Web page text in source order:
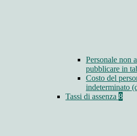
Personale non
pubblicare in
Costo del
indeterminato
Tassi di assenza 8